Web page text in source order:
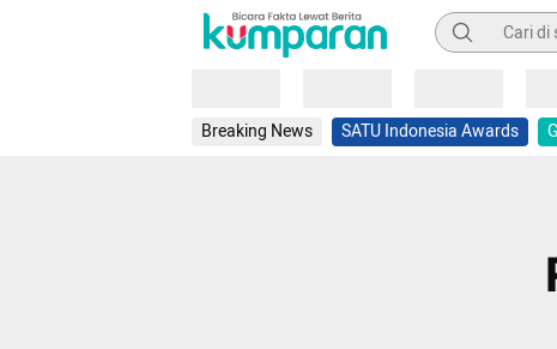
Pencarian
Breaking News SATU Indonesia Awards